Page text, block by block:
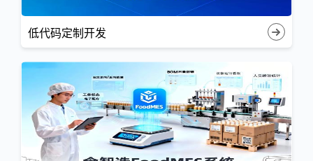
低代码定制开发